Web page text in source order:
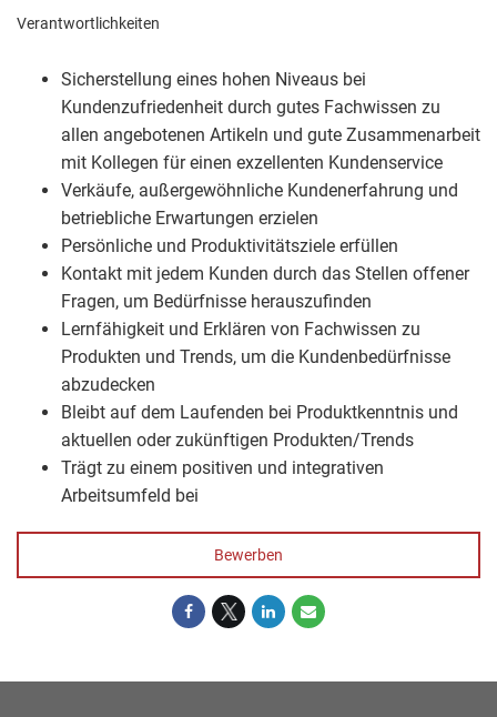
Verantwortlichkeiten
Sicherstellung eines hohen Niveaus bei
Kundenzufriedenheit durch gutes Fachwissen zu
allen angebotenen Artikeln und gute Zusammenarbeit
mit Kollegen für einen exzellenten Kundenservice
Verkäufe, außergewöhnliche Kundenerfahrung und
betriebliche Erwartungen erzielen
Persönliche und Produktivitätsziele erfüllen
Kontakt mit jedem Kunden durch das Stellen offener
Fragen, um Bedürfnisse herauszufinden
Lernfähigkeit und Erklären von Fachwissen zu
Produkten und Trends, um die Kundenbedürfnisse
abzudecken
Bleibt auf dem Laufenden bei Produktkenntnis und
aktuellen oder zukünftigen Produkten/Trends
Trägt zu einem positiven und integrativen
Arbeitsumfeld bei
Bewerben